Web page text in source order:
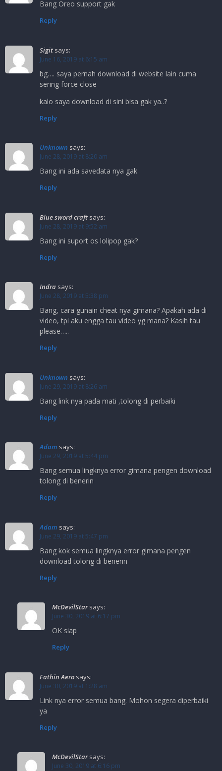
Bang Oreo support gak
Reply
Sigit says:
June 16, 2019 at 6:15 am
bg…. saya pernah download di website lain cuma
sering force close
kalo saya download di sini bisa gak ya..?
Reply
Unknown says:
June 28, 2019 at 8:20 am
Bang ini ada savedata nya gak
Reply
Blue sword craft says:
June 28, 2019 at 9:52 am
Bang ini suport os lolipop gak?
Reply
Indra says:
June 28, 2019 at 5:38 pm
Bang, cara gunain cheat nya gimana? Apakah ada di
video, tpi aku engga tau video yg mana? Kasih tau
please…..
Reply
Unknown says:
June 29, 2019 at 8:26 am
Bang link nya pada mati ,tolong di perbaiki
Reply
Adam says:
June 29, 2019 at 5:44 pm
Bang semua lingknya error gimana pengen download
tolong di benerin
Reply
Adam says:
June 29, 2019 at 5:47 pm
Bang kok semua lingknya error gimana pengen
download tolong di benerin
Reply
McDevilStar says:
June 30, 2019 at 6:17 pm
OK siap
Reply
Fathin Aero says:
June 30, 2019 at 1:28 am
Link nya error semua bang. Mohon segera diperbaiki
ya
Reply
McDevilStar says:
June 30, 2019 at 6:16 pm